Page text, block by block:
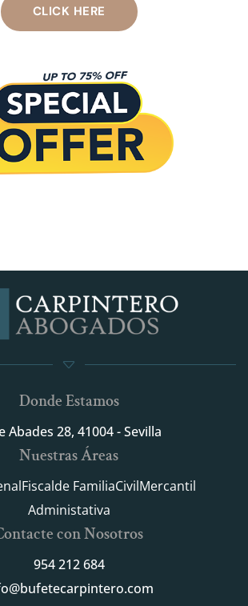
CLICK HERE
Donde Estamos
Abades 28, 41004 - Sevilla
Nuestras Áreas
Fiscalde FamiliaCivilMercantil
Administativa
con Nosotros
954 212 684